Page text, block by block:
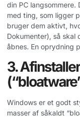
din PC
med ting, som ligger
bruger dem aktivt,
Dokumenter), så
åbnes. En oprydning
3.
Windows er et godt
masser af såkaldt